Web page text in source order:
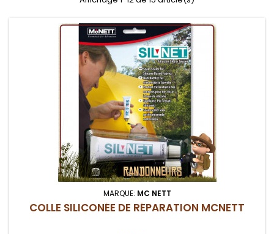
MARQUE: MC NETT
COLLE SILICONÉE DE RÉPARATION MCNETT